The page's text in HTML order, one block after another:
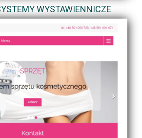
WYSTAWIENNICZE